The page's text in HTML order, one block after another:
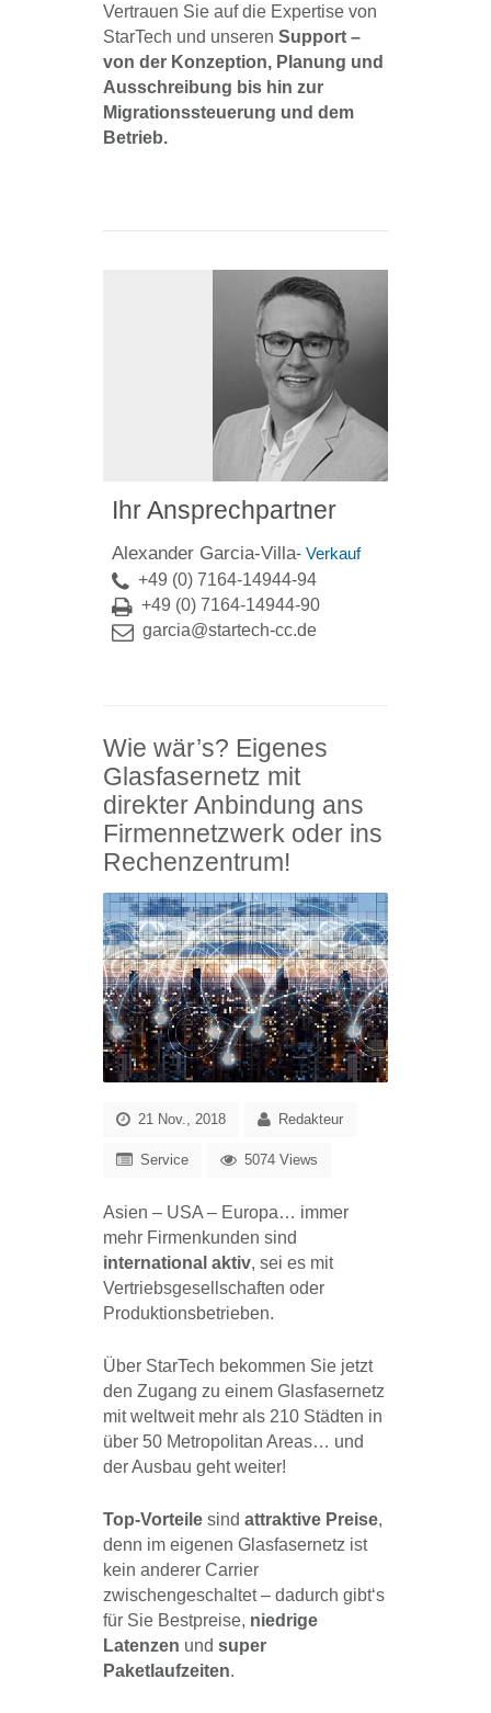
Vertrauen Sie auf die Expertise von
StarTech und unseren Support –
von der Konzeption, Planung und
Ausschreibung bis hin zur
Migrationssteuerung und dem
Betrieb.
Ihr Ansprechpartner
Alexander Garcia-Villa- Verkauf
+49 (0) 7164-14944-94
+49 (0) 7164-14944-90
garcia@startech-cc.de
Wie wär’s? Eigenes
Glasfasernetz mit
direkter Anbindung ans
Firmennetzwerk oder ins
Rechenzentrum!
21 Nov., 2018 Redakteur
Service 5074 Views
Asien – USA – Europa… immer
mehr Firmenkunden sind
international aktiv, sei es mit
Vertriebsgesellschaften oder
Produktionsbetrieben.
Über StarTech bekommen Sie jetzt
den Zugang zu einem Glasfasernetz
mit weltweit mehr als 210 Städten in
über 50 Metropolitan Areas… und
der Ausbau geht weiter!
Top-Vorteile sind attraktive Preise,
denn im eigenen Glasfasernetz ist
kein anderer Carrier
zwischengeschaltet – dadurch gibt‘s
für Sie Bestpreise, niedrige
Latenzen und super
Paketlaufzeiten.